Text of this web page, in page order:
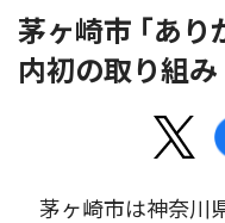
茅ヶ崎市 ｢あり
内初の取り組み
茅ヶ崎市は神奈川